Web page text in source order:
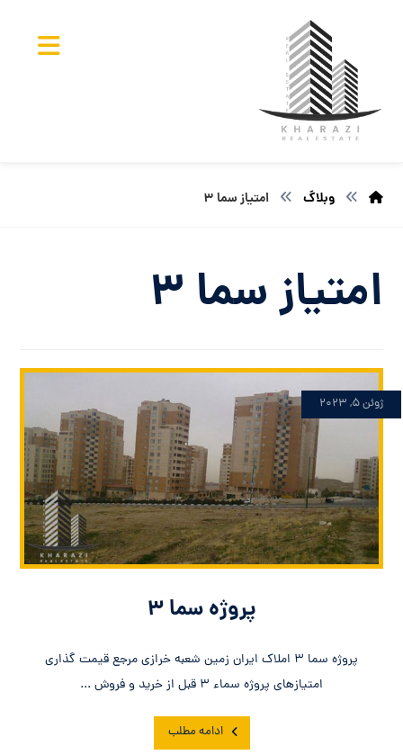
وبلاگ امتیاز سما ۳
امتیاز سما ۳
پروژه سما ۳
ژوئن ۵, ۲۰۲۳
پروژه سما ۳ املاک ایران زمین شعبه خرازی مرجع قیمت گذاری
امتیازهای پروژه سماء ۳ قبل از خرید و فروش ...
ادامه مطلب